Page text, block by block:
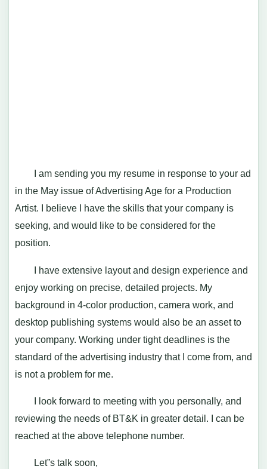
I am sending you my resume in response to your ad
in the May issue of Advertising Age for a Production
Artist. I believe I have the skills that your company is
seeking, and would like to be considered for the
position.
I have extensive layout and design experience and
enjoy working on precise, detailed projects. My
background in 4-color production, camera work, and
desktop publishing systems would also be an asset to
your company. Working under tight deadlines is the
standard of the advertising industry that I come from, and
is not a problem for me.
I look forward to meeting with you personally, and
reviewing the needs of BT&K in greater detail. I can be
reached at the above telephone number.
Let”s talk soon,